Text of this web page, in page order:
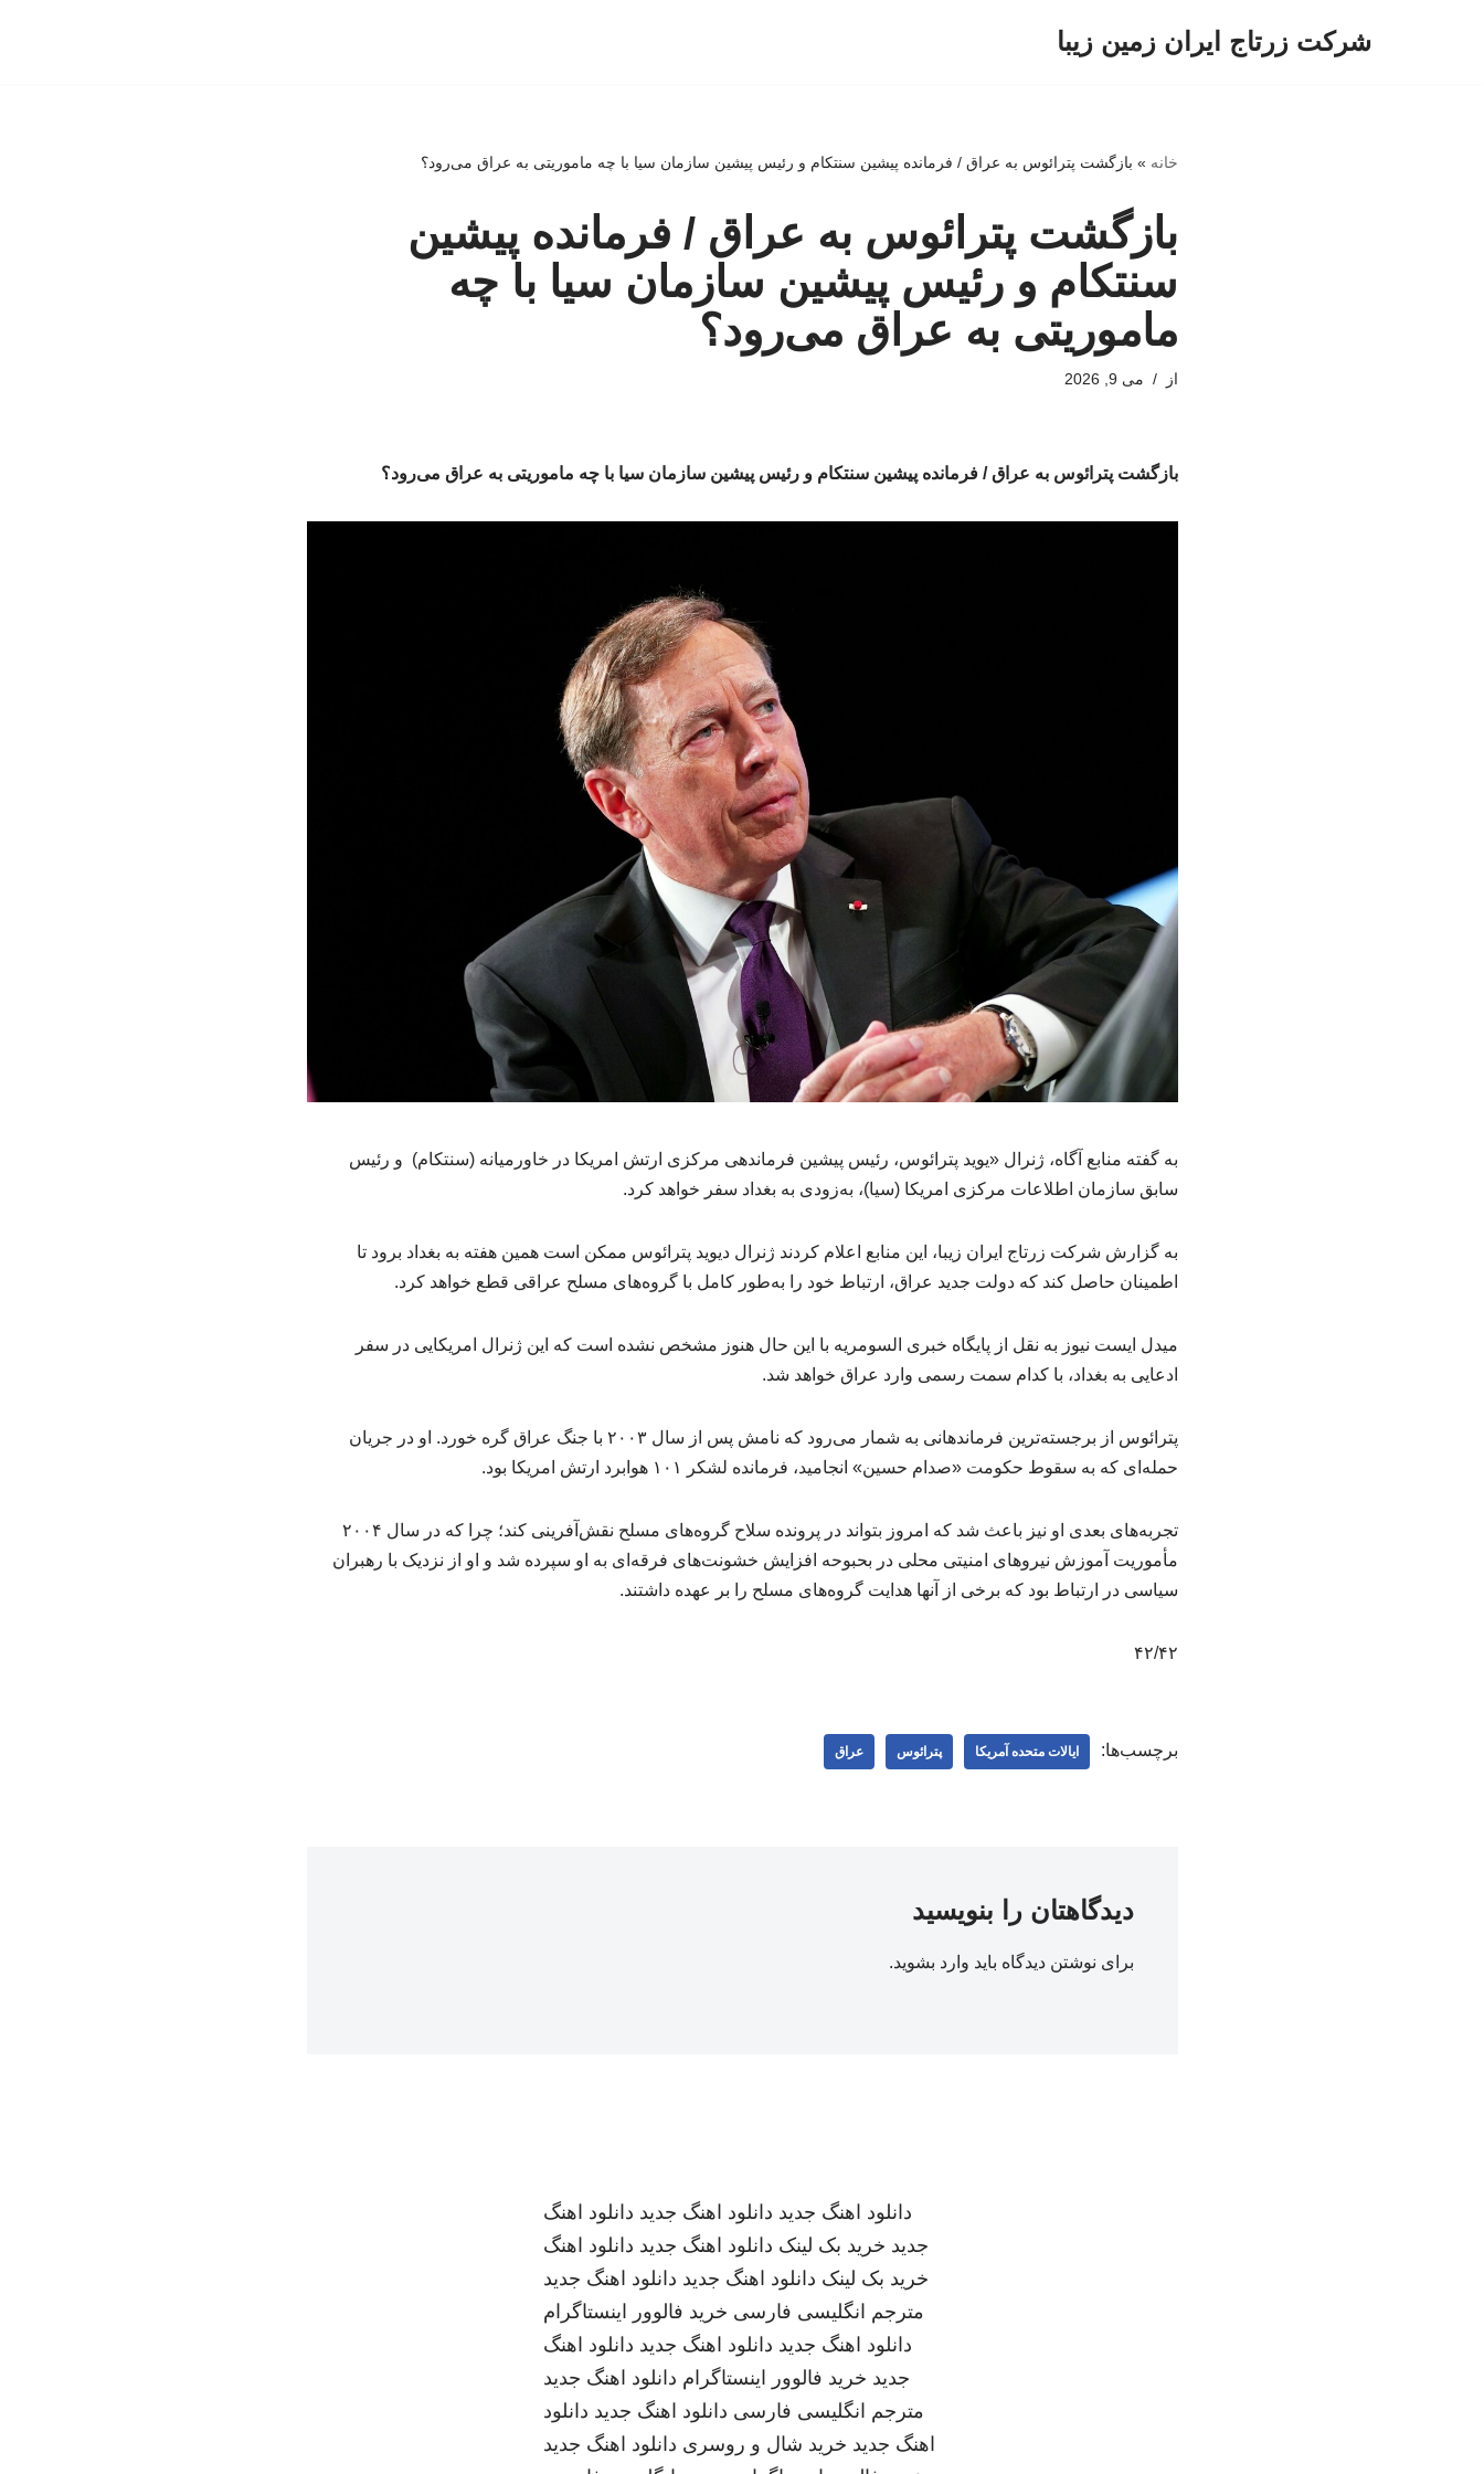
شرکت زرتاج ایران زمین زیبا
خانه » بازگشت پترائوس به عراق / فرمانده پیشین سنتکام و رئیس پیشین سازمان سیا با چه ماموریتی به عراق می‌رود؟
بازگشت پترائوس به عراق / فرمانده پیشین
سنتکام و رئیس پیشین سازمان سیا با چه
ماموریتی به عراق می‌رود؟
از می 9, 2026
بازگشت پترائوس به عراق / فرمانده پیشین سنتکام و رئیس پیشین سازمان سیا با چه ماموریتی به عراق می‌رود؟
به گفته منابع آگاه، ژنرال «یوید پترائوس، رئیس پیشین فرماندهی مرکزی ارتش امریکا در خاورمیانه (سنتکام) و رئیس
سابق سازمان اطلاعات مرکزی امریکا (سیا)، به‌زودی به بغداد سفر خواهد کرد.
به گزارش شرکت زرتاج ایران زیبا، این منابع اعلام کردند ژنرال دیوید پترائوس ممکن است همین هفته به بغداد برود تا
اطمینان حاصل کند که دولت جدید عراق، ارتباط خود را به‌طور کامل با گروه‌های مسلح عراقی قطع خواهد کرد.
میدل ایست نیوز به نقل از پایگاه خبری السومریه با این حال هنوز مشخص نشده است که این ژنرال امریکایی در سفر
ادعایی به بغداد، با کدام سمت رسمی وارد عراق خواهد شد.
پترائوس از برجسته‌ترین فرماندهانی به شمار می‌رود که نامش پس از سال ۲۰۰۳ با جنگ عراق گره خورد. او در جریان
حمله‌ای که به سقوط حکومت «صدام حسین» انجامید، فرمانده لشکر ۱۰۱ هوابرد ارتش امریکا بود.
تجربه‌های بعدی او نیز باعث شد که امروز بتواند در پرونده سلاح گروه‌های مسلح نقش‌آفرینی کند؛ چرا که در سال ۲۰۰۴
مأموریت آموزش نیروهای امنیتی محلی در بحبوحه افزایش خشونت‌های فرقه‌ای به او سپرده شد و او از نزدیک با رهبران
سیاسی‌ در ارتباط بود که برخی از آنها هدایت گروه‌های مسلح را بر عهده داشتند.
۴۲/۴۲
برچسب‌ها: ایالات متحده آمریکا پترائوس عراق
دیدگاهتان را بنویسید
برای نوشتن دیدگاه باید وارد بشوید.
دانلود اهنگ جدید دانلود اهنگ جدید دانلود اهنگ
جدید خرید بک لینک دانلود اهنگ جدید دانلود اهنگ
خرید بک لینک دانلود اهنگ جدید دانلود اهنگ جدید
مترجم انگلیسی فارسی خرید فالوور اینستاگرام
دانلود اهنگ جدید دانلود اهنگ جدید دانلود اهنگ
جدید خرید فالوور اینستاگرام دانلود اهنگ جدید
مترجم انگلیسی فارسی دانلود اهنگ جدید دانلود
اهنگ جدید خرید شال و روسری دانلود اهنگ جدید